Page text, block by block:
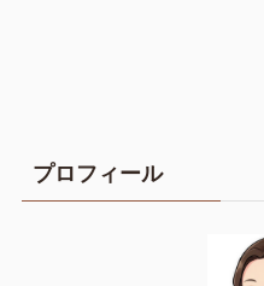
プロフィール